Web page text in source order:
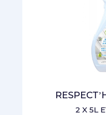
2 X 5L